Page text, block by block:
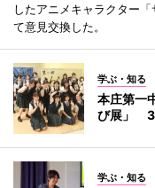
したアニメキャラクター
て意見交換した。
学ぶ・知る
本庄第一
び展」 3
学ぶ・知る